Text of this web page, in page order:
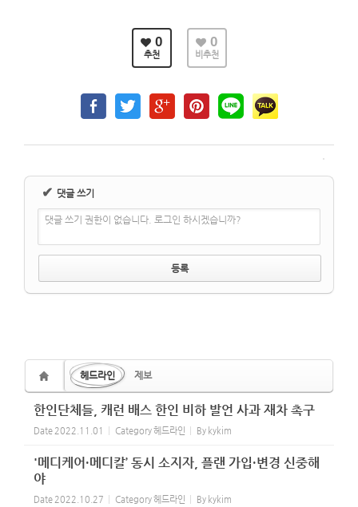
0
추천
0
비추천
✔ 댓글 쓰기
댓글 쓰기 권한이 없습니다. 로그인 하시겠습니까?
헤드라인 제보
한인단체들, 캐런 배스 한인 비하 발언 사과 재차 촉구
Date 2022.11.01 Category헤드라인 By kykim
'메디케어·메디칼’ 동시 소지자, 플랜 가입·변경 신중해
야
Date 2022.10.27 Category헤드라인 By kykim